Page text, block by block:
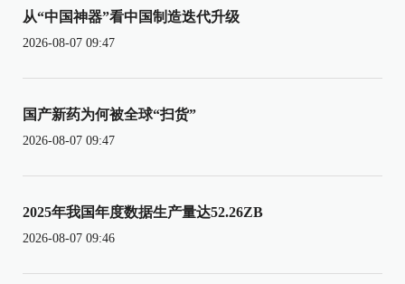
从“中国神器”看中国制造迭代升级
2026-08-07 09:47
国产新药为何被全球“扫货”
2026-08-07 09:47
2025年我国年度数据生产量达52.26ZB
2026-08-07 09:46